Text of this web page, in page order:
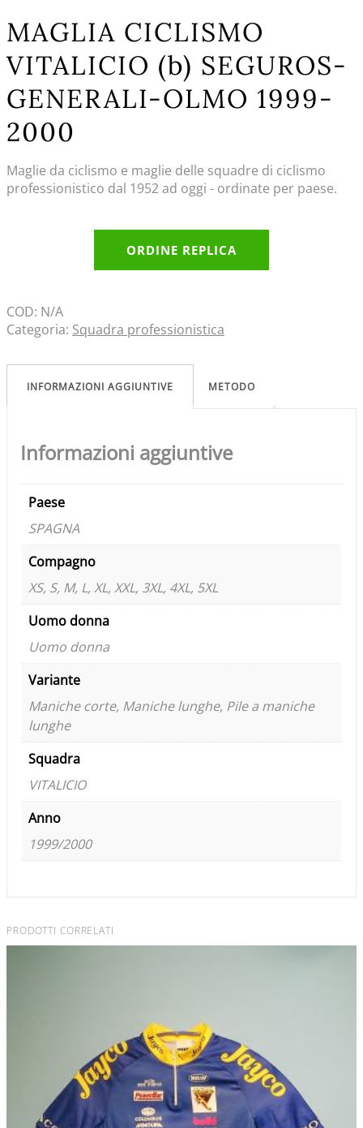
MAGLIA CICLISMO
VITALICIO (b) SEGUROS-
GENERALI-OLMO 1999-
2000
Maglie da ciclismo e maglie delle squadre di ciclismo
professionistico dal 1952 ad oggi - ordinate per paese.
ORDINE REPLICA
COD: N/A
Categoria: Squadra professionistica
INFORMAZIONI AGGIUNTIVE METODO
Informazioni aggiuntive
Paese
SPAGNA
Compagno
XS, S, M, L, XL, XXL, 3XL, 4XL, 5XL
Uomo donna
Uomo donna
Variante
Maniche corte, Maniche lunghe, Pile a maniche
lunghe
Squadra
VITALICIO
Anno
1999/2000
PRODOTTI CORRELATI